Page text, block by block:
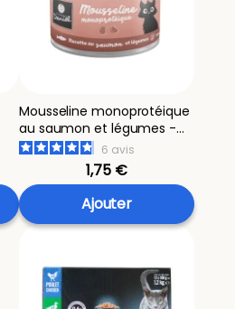
Mousseline monoprotéique
au saumon et légumes -
85g
6 avis
1,75 €
Ajouter